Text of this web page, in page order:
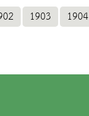
1903 1904